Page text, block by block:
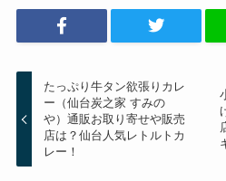
たっぷり牛タン欲張りカレ
ー（仙台炭之家 すみの
や）通販お取り寄せや販売
店は？仙台人気レトルトカ
レー！